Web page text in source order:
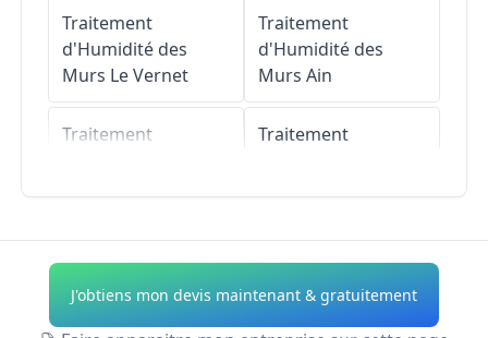
Traitement
d'Humidité des
Murs Le Vernet
Traitement
Traitement
d'Humidité des
Murs Abrest
Traitement
d'Humidité des
Murs Ain
Traitement
Traitement
d'Humidité des
Murs Allier
J'obtiens mon devis maintenant & gratuitement